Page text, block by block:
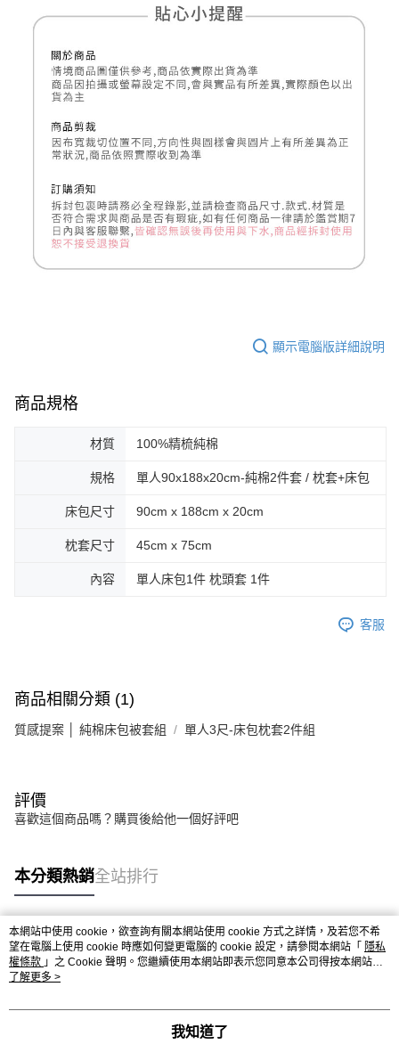
顯示電腦版詳細說明
商品規格
材質 100%精梳純棉
規格 單人90x188x20cm-純棉2件套 / 枕套+床包
床包尺寸 90cm x 188cm x 20cm
枕套尺寸 45cm x 75cm
內容 單人床包1件 枕頭套 1件
客服
商品相關分類 (1)
質感提案 │ 純棉床包被套組 單人3尺-床包枕套2件組
評價
喜歡這個商品嗎？購買後給他一個好評吧
本分類熱銷全站排行
熱門標籤
本網站中使用 cookie，欲查詢有關本網站使用 cookie 方式之詳情，及若您不希
望在電腦上使用 cookie 時應如何變更電腦的 cookie 設定，請參閱本網站「 隱私
權條款 」之 Cookie 聲明。您繼續使用本網站即表示您同意本公司得按本網站使
用條款之 Cookie 聲明使用 cookie。
了解更多 >
我知道了